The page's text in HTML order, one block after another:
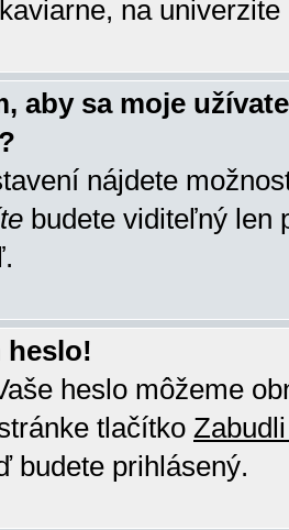
na univerzite
aby sa moje
nájdete
budete viditeľný len
heslo!
heslo môžeme
tlačítko
budete prihlásený.